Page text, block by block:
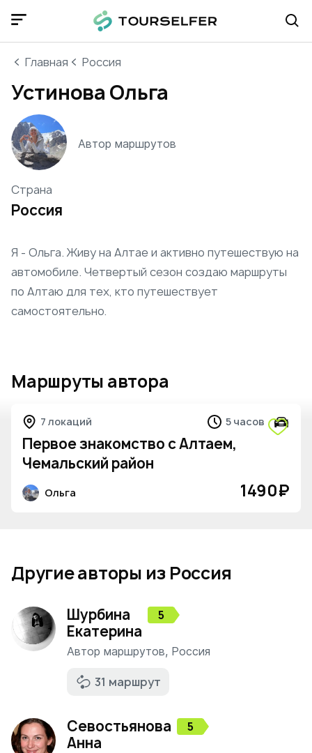
Главная Россия
Устинова Ольга
Автор маршрутов
Страна
Россия
Я - Ольга. Живу на Алтае и активно путешествую на
автомобиле. Четвертый сезон создаю маршруты
по Алтаю для тех, кто путешествует
самостоятельно.
Маршруты автора
7 локаций 5 часов
Первое знакомство с Алтаем,
Чемальский район
Ольга 1490₽
Другие авторы из Россия
Шурбина
Екатерина
5
Автор маршрутов, Россия
31 маршрут
Севостьянова
Анна
5